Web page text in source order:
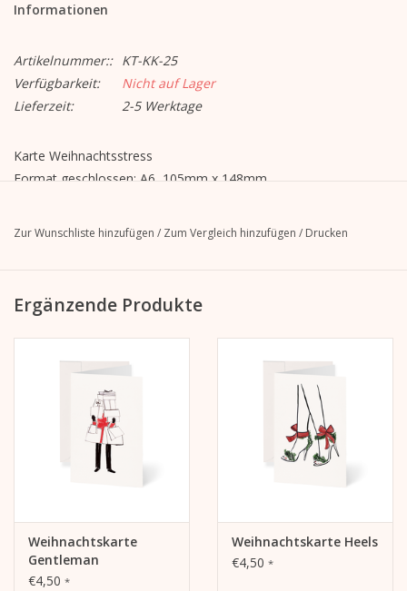
Informationen
Artikelnummer:: KT-KK-25
Verfügbarkeit:
Nicht auf Lager
Lieferzeit:
2-5 Werktage
Karte Weihnachtsstress
Format geschlossen: A6, 105mm x 148mm
MetaPaper Extrasmooth Warm White 270g
Werden cellophaniert geliefert.
Die Innenseite und die Rückseite sind blanko und können
beschrieben werden.
Zur Wunschliste hinzufügen / Zum Vergleich hinzufügen / Drucken
Ergänzende Produkte
Weihnachtskarte
Gentleman
€4,50 *
Weihnachtskarte Heels
€4,50 *